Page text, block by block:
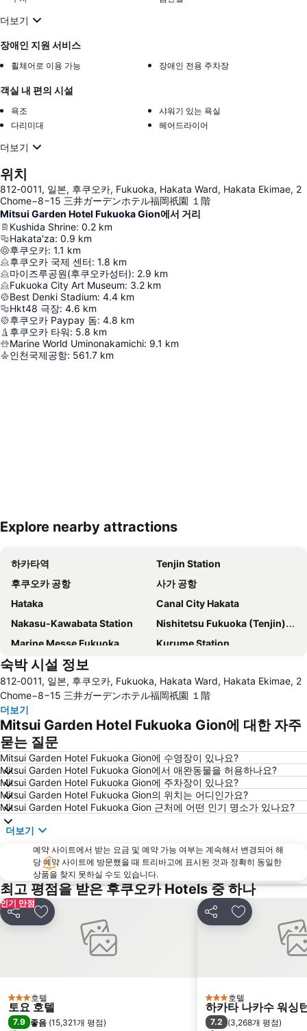
더보기
장애인 지원 서비스
휠체어로 이용 가능 장애인 전용 주차장
객실 내 편의 시설
욕조
샤워기 있는 욕실
다리미대
헤어드라이어
더보기
위치
812-0011, 일본, 후쿠오카, Fukuoka, Hakata Ward, Hakata Ekimae, 2
Chome−8−15 三井ガーデンホテル福岡祇園 １階
Mitsui Garden Hotel Fukuoka Gion에서 거리
Kushida Shrine: 0.2 km
Hakata'za: 0.9 km
후쿠오카: 1.1 km
후쿠오카 국제 센터: 1.8 km
마이즈루공원(후쿠오카성터): 2.9 km
Fukuoka City Art Museum: 3.2 km
Best Denki Stadium: 4.4 km
Hkt48 극장: 4.6 km
후쿠오카 Paypay 돔: 4.8 km
후쿠오카 타워: 5.8 km
Marine World Uminonakamichi: 9.1 km
인천국제공항: 561.7 km
Explore nearby attractions
하카타역
Tenjin Station
후쿠오카 공항
사가 공항
Hataka
Canal City Hakata
Nakasu-Kawabata Station
Nishitetsu Fukuoka (Tenjin) Station
Marine Messe Fukuoka
Kurume Station
Nishitetsu Hall
Saga Station
Minami Fukuoka Station
Kurosaki Station
Fukuoka Convention Center
Fukuoka Kokusai Center
Kyushu National Museum
Nishitetsu Kurume Station
Fukuoka Yafuoku! Dome
Marine World Uminonakamichi
숙박 시설 정보
812-0011, 일본, 후쿠오카, Fukuoka, Hakata Ward, Hakata Ekimae, 2
Chome−8−15 三井ガーデンホテル福岡祇園 １階
더보기
Mitsui Garden Hotel Fukuoka Gion에 대한 자주
묻는 질문
Mitsui Garden Hotel Fukuoka Gion에 수영장이 있나요?
Mitsui Garden Hotel Fukuoka Gion에서 애완동물을 허용하나요?
Mitsui Garden Hotel Fukuoka Gion에 주차장이 있나요?
Mitsui Garden Hotel Fukuoka Gion의 위치는 어디인가요?
Mitsui Garden Hotel Fukuoka Gion 근처에 어떤 인기 명소가 있나요?
더보기
예약 사이트에서 받는 요금 및 예약 가능 여부는 계속해서 변경되어 해
당 예약 사이트에 방문했을 때 트리바고에 표시된 것과 정확히 동일한
상품을 찾지 못하실 수도 있습니다.
최고 평점을 받은 후쿠오카 Hotels 중 하나
인기 만점
공유 즐겨찾기에 추가
3 성급호텔
토요 호텔
7.9 좋음 (15,321개 평점)
공유 즐겨찾기에
3 성급호텔
하카타 나카수 워싱
7.2 (3,268개 평점)